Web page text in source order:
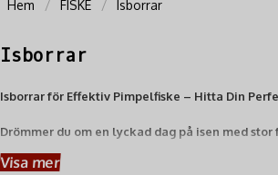
Hem FISKE Isborrar
Isborrar
Isborrar för Effektiv Pimpelfiske – Hitta Din
Drömmer du om en lyckad dag på isen med stor
att ge dig snabba och effektiva borrhål för ditt
Visa mer